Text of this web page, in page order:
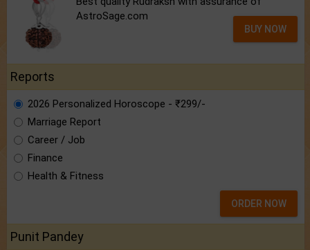
AstroSage.com
BUY NOW
Reports
2026 Personalized Horoscope - ₹299/-
Marriage Report
Career / Job
Finance
Health & Fitness
ORDER NOW
Punit Pandey